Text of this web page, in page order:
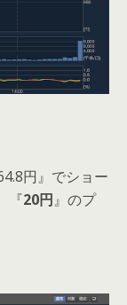
円』でショー
『20円』のプ